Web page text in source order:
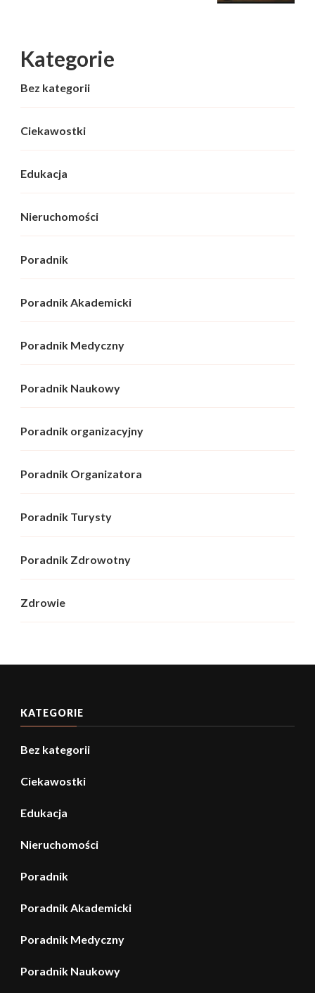
Kategorie
Bez kategorii
Ciekawostki
Edukacja
Nieruchomości
Poradnik
Poradnik Akademicki
Poradnik Medyczny
Poradnik Naukowy
Poradnik organizacyjny
Poradnik Organizatora
Poradnik Turysty
Poradnik Zdrowotny
Zdrowie
KATEGORIE
Bez kategorii
Ciekawostki
Edukacja
Nieruchomości
Poradnik
Poradnik Akademicki
Poradnik Medyczny
Poradnik Naukowy